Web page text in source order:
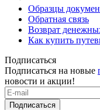
Образцы
Обратная связь
Возврат
Как купить
Подписаться
Подписаться на новые
новости и акции!
Подписаться